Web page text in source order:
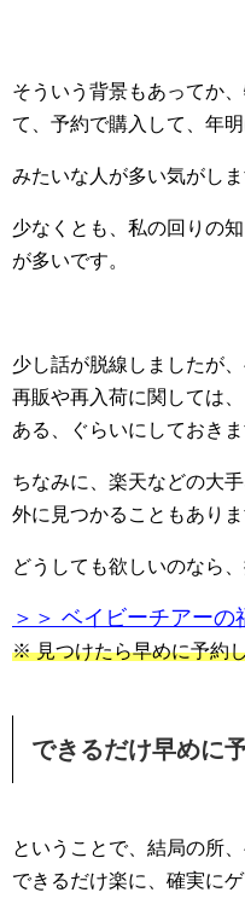
そういう背景もあってか
て、予約で購入して、年
みたいな人が多い気がしま
少なくとも、私の回りの
が多いです。
少し話が脱線しましたが
再販や再入荷に関しては
ある、ぐらいにしておきま
ちなみに、楽天などの大
外に見つかることもありま
どうしても欲しいのなら
＞＞ ベイビーチアー
※ 見つけたら早めに予約
できるだけ早めに
ということで、結局の所
できるだけ楽に、確実に